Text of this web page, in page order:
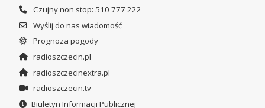
Czujny non stop: 510 777 222
Wyślij do nas wiadomość
Prognoza pogody
radioszczecin.pl
radioszczecinextra.pl
radioszczecin.tv
Biuletyn Informacji Publicznej